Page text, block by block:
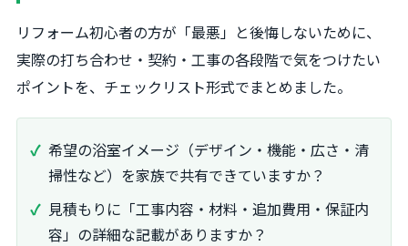
リフォーム初心者の方が「最悪」と後悔しないために、
実際の打ち合わせ・契約・工事の各段階で気をつけたい
ポイントを、チェックリスト形式でまとめました。
希望の浴室イメージ（デザイン・機能・広さ・清
掃性など）を家族で共有できていますか？
見積もりに「工事内容・材料・追加費用・保証内
容」の詳細な記載がありますか？